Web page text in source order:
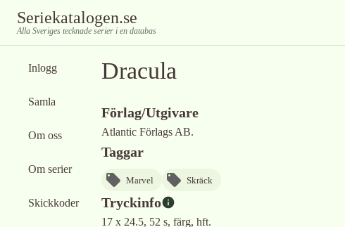
Seriekatalogen.se
Alla Sveriges tecknade serier i en databas
Inlogg
Samla
Om oss
Om serier
Skickkoder
Dracula
Förlag/Utgivare
Atlantic Förlags AB.
Taggar
Marvel Skräck
Tryckinfo
17 x 24.5, 52 s, färg, hft.